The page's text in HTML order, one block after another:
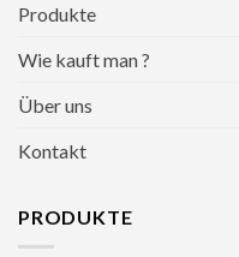
Produkte
Wie kauft man ?
Über uns
Kontakt
PRODUKTE